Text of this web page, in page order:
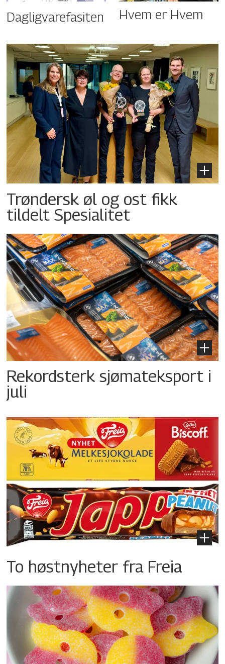
Dagligvarefasiten Hvem er Hvem
Trøndersk øl og ost fikk
tildelt Spesialitet
Rekordsterk sjømateksport i
juli
To høstnyheter fra Freia